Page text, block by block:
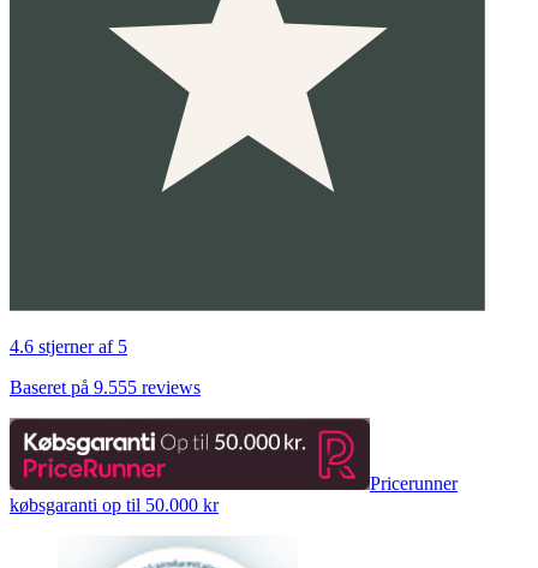
4.6 stjerner af 5
Baseret på 9.555 reviews
Pricerunner
købsgaranti op til 50.000 kr